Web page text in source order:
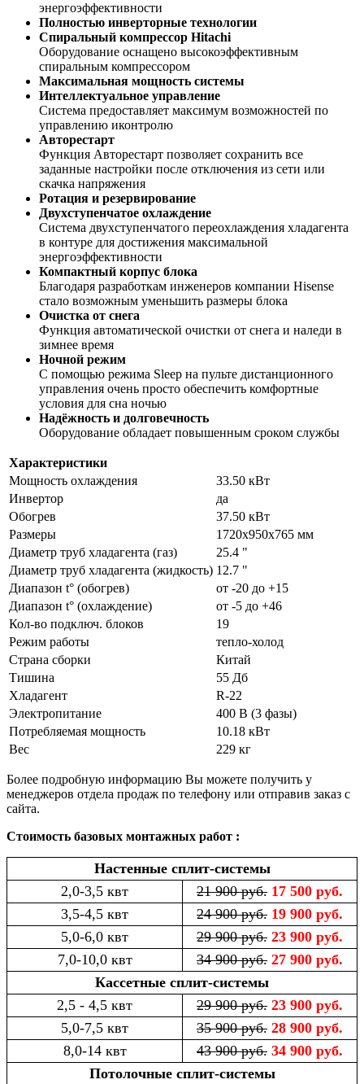
энергоэффективности
Полностью инверторные технологии
Спиральный компрессор Hitachi
Оборудование оснащено высокоэффективным
спиральным компрессором
Максимальная мощность системы
Интеллектуальное управление
Система предоставляет максимум возможностей по
управлению иконтролю
Авторестарт
Функция Авторестарт позволяет сохранить все
заданные настройки после отключения из сети или
скачка напряжения
Ротация и резервирование
Двухступенчатое охлаждение
Система двухступенчатого переохлаждения хладагента
в контуре для достижения максимальной
энергоэффективности
Компактный корпус блока
Благодаря разработкам инженеров компании Hisense
стало возможным уменьшить размеры блока
Очистка от снега
Функция автоматической очистки от снега и наледи в
зимнее время
Ночной режим
С помощью режима Sleep на пульте дистанционного
управления очень просто обеспечить комфортные
условия для сна ночью
Надёжность и долговечность
Оборудование обладает повышенным сроком службы
Характеристики
Мощность охлаждения
33.50 кВт
Инвертор
да
Обогрев
37.50 кВт
Размеры
1720х950х765 мм
Диаметр труб хладагента (газ)
25.4 "
Диаметр труб хладагента (жидкость) 12.7 "
Диапазон t° (обогрев)
от -20 до +15
Диапазон t° (охлаждение)
от -5 до +46
Кол-во подключ. блоков
19
Режим работы
тепло-холод
Страна сборки
Китай
Тишина
55 Дб
Хладагент
R-22
Электропитание
400 В (3 фазы)
Потребляемая мощность
10.18 кВт
Вес
229 кг
Более подробную информацию Вы можете получить у
менеджеров отдела продаж по телефону или отправив заказ с
сайта.
Стоимость базовых монтажных работ :
Настенные сплит-системы
2,0-3,5 квт
21 900 руб. 17 500 руб.
3,5-4,5 квт
24 900 руб. 19 900 руб.
5,0-6,0 квт
29 900 руб. 23 900 руб.
7,0-10,0 квт
34 900 руб. 27 900 руб.
Кассетные сплит-системы
2,5 - 4,5 квт
29 900 руб. 23 900 руб.
5,0-7,5 квт
35 900 руб. 28 900 руб.
8,0-14 квт
43 900 руб. 34 900 руб.
Потолочные сплит-системы